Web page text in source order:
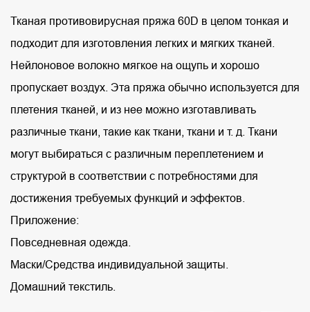
Тканая противовирусная пряжа 60D в целом тонкая и
подходит для изготовления легких и мягких тканей.
Нейлоновое волокно мягкое на ощупь и хорошо
пропускает воздух. Эта пряжа обычно используется для
плетения тканей, и из нее можно изготавливать
различные ткани, такие как ткани, ткани и т. д. Ткани
могут выбираться с различным переплетением и
структурой в соответствии с потребностями для
достижения требуемых функций и эффектов.
Приложение:
Повседневная одежда.
Маски/Средства индивидуальной защиты.
Домашний текстиль.